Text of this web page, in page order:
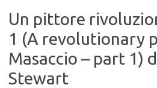
Un pittore
1 (A revolutionary
Masaccio – part 1)
Stewart